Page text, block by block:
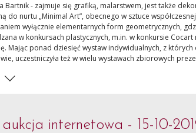
Bartnik - zajmuje się grafiką, malarstwem, jest także
do nurtu „Minimal Art”, obecnego w sztuce
wyłącznie elementarnych form geometrycznych,
w konkursach plastycznych, m.in. w konkursie
Mając ponad dziesięć wystaw indywidualnych, z
uczestniczyła też w wielu wystawach zbiorowych
aukcja internetowa - 15-10-